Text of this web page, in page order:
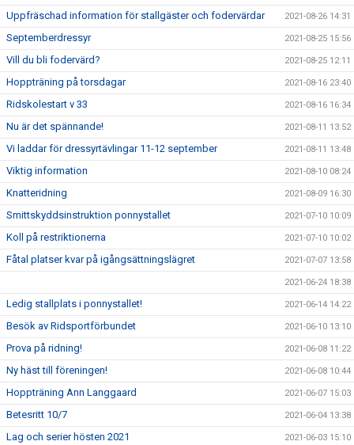
Uppfräschad information för stallgäster och fodervärdar 2021-08-26 14:31
Septemberdressyr 2021-08-25 15:56
Vill du bli fodervärd? 2021-08-25 12:11
Hoppträning på torsdagar 2021-08-16 23:40
Ridskolestart v 33 2021-08-16 16:34
Nu är det spännande! 2021-08-11 13:52
Vi laddar för dressyrtävlingar 11-12 september 2021-08-11 13:48
Viktig information 2021-08-10 08:24
Knatteridning 2021-08-09 16:30
Smittskyddsinstruktion ponnystallet 2021-07-10 10:09
Koll på restriktionerna 2021-07-10 10:02
Fåtal platser kvar på igångsättningslägret 2021-07-07 13:58
2021-06-24 18:38
Ledig stallplats i ponnystallet! 2021-06-14 14:22
Besök av Ridsportförbundet 2021-06-10 13:10
Prova på ridning! 2021-06-08 11:22
Ny häst till föreningen! 2021-06-08 10:44
Hoppträning Ann Langgaard 2021-06-07 15:03
Betesritt 10/7 2021-06-04 13:38
Lag och serier hösten 2021 2021-06-03 15:10